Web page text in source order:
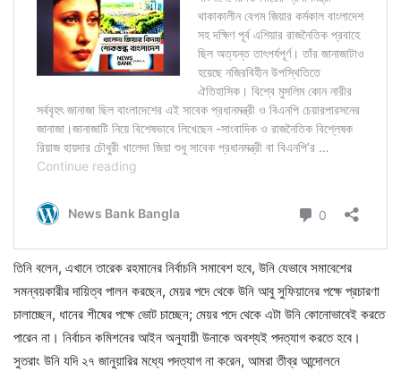
তিনি বলেন, এখানে তারেক রহমানের নির্বাচনি সমাবেশ হবে, উনি যেভাবে সমাবেশের
সমন্বয়কারীর দায়িত্ব পালন করছেন, মেয়র পদে থেকে উনি আবু সুফিয়ানের পক্ষে প্রচারণা
চালাচ্ছেন, ধানের শীষের পক্ষে ভোট চাচ্ছেন; মেয়র পদে থেকে এটা উনি কোনোভাবেই করতে
পারেন না। নির্বাচন কমিশনের আইন অনুযায়ী উনাকে অবশ্যই পদত্যাগ করতে হবে।
সুতরাং উনি যদি ২৭ জানুয়ারির মধ্যে পদত্যাগ না করেন, আমরা তীব্র আন্দোলনে